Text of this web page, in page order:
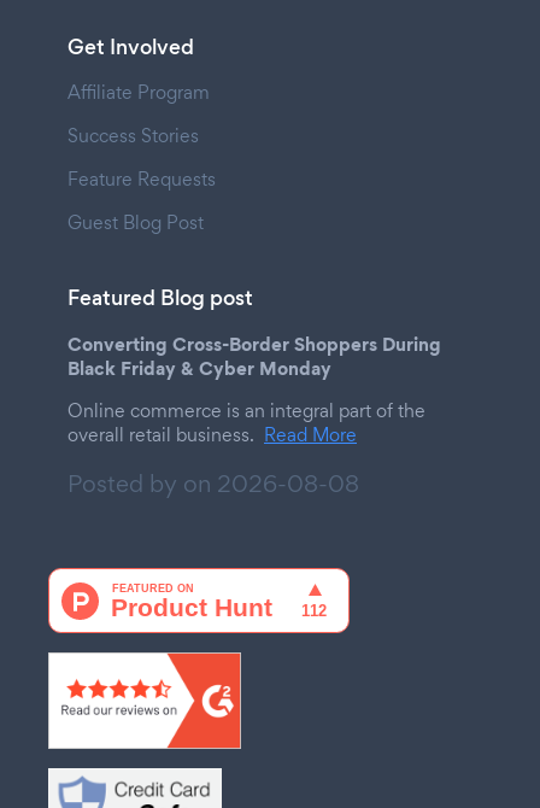
Get Involved
Affiliate Program
Success Stories
Feature Requests
Guest Blog Post
Featured Blog post
Converting Cross-Border Shoppers During
Black Friday & Cyber Monday
Online commerce is an integral part of the
overall retail business. Read More
Posted by on 2026-08-08